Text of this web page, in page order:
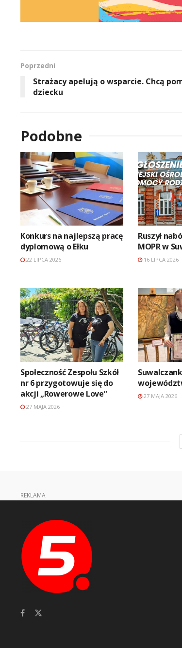
Poprzedni
Strażacy apelują o wsparcie. Chcą
dziecku
Podobne
Konkurs na najlepszą pracę
dyplomową o Ełku
22 LIPCA 2026
Ruszył
MOPR w
16 LIPCA 2026
Społeczność Zespołu Szkół
nr 6 przygotowuje się do
akcji „Rowerowe Love”
27 MAJA 2026
27 MAJA 2026
REKLAMA